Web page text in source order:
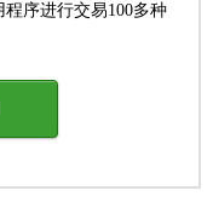
序进行交易100多种